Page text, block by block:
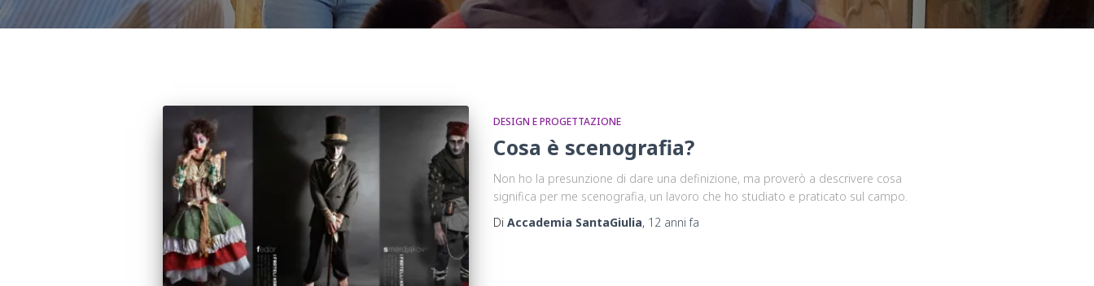
DESIGN E PROGETTAZIONE
Cosa è scenografia?
Non ho la presunzione di dare una definizione, ma proverò a descrivere cosa
significa per me scenografia, un lavoro che ho studiato e praticato sul campo.
Di Accademia SantaGiulia, 12 anni fa